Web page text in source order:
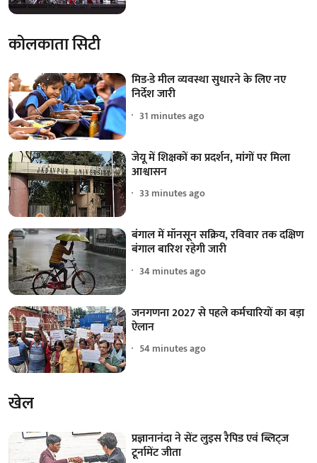
कोलकाता सिटी
मिड-डे मील व्यवस्था सुधारने के लिए नए
निर्देश जारी
31 minutes ago
जेयू में शिक्षकों का प्रदर्शन, मांगों पर मिला
आश्वासन
33 minutes ago
बंगाल में मॉनसून सक्रिय, रविवार तक दक्षिण
बंगाल बारिश रहेगी जारी
34 minutes ago
जनगणना 2027 से पहले कर्मचारियों का बड़ा
ऐलान
54 minutes ago
खेल
प्रज्ञानानंदा ने सेंट लुइस रैपिड एवं ब्लिट्ज
टूर्नामेंट जीता